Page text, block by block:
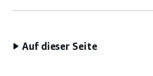
Auf dieser Seite